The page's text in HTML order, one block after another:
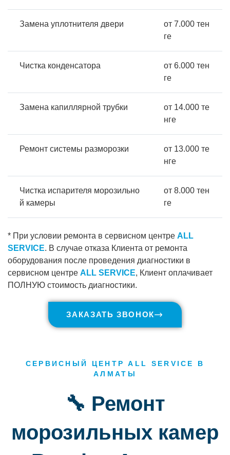
Замена уплотнителя двери
от 7.000 тен
ге
Чистка конденсатора
от 6.000 тен
ге
Замена капиллярной трубки
от 14.000 те
нге
Ремонт системы разморозки
от 13.000 те
нге
Чистка испарителя морозильно
й камеры
от 8.000 тен
ге
* При условии ремонта в сервисном центре ALL
SERVICE. В случае отказа Клиента от ремонта
оборудования после проведения диагностики в
сервисном центре ALL SERVICE, Клиент оплачивает
ПОЛНУЮ стоимость диагностики.
ЗАКАЗАТЬ ЗВОНОК
СЕРВИСНЫЙ ЦЕНТР ALL SERVICE В
АЛМАТЫ
🔧 Ремонт
морозильных камер